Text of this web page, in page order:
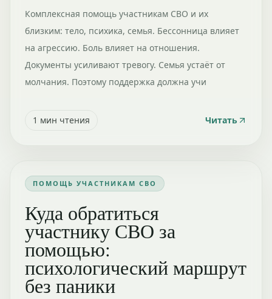
Комплексная помощь участникам СВО и их
близким: тело, психика, семья. Бессонница влияет
на агрессию. Боль влияет на отношения.
Документы усиливают тревогу. Семья устаёт от
молчания. Поэтому поддержка должна учи
1 мин чтения Читать
ПОМОЩЬ УЧАСТНИКАМ СВО
Куда обратиться
участнику СВО за
помощью:
психологический маршрут
без паники